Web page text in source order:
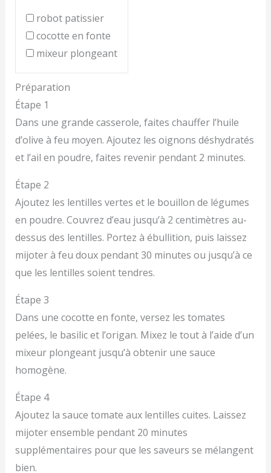
robot patissier
cocotte en fonte
mixeur plongeant
Préparation
Étape 1
Dans une grande casserole, faites chauffer l’huile
d’olive à feu moyen. Ajoutez les oignons déshydratés
et l’ail en poudre, faites revenir pendant 2 minutes.
Étape 2
Ajoutez les lentilles vertes et le bouillon de légumes
en poudre. Couvrez d’eau jusqu’à 2 centimètres au-
dessus des lentilles. Portez à ébullition, puis laissez
mijoter à feu doux pendant 30 minutes ou jusqu’à ce
que les lentilles soient tendres.
Étape 3
Dans une cocotte en fonte, versez les tomates
pelées, le basilic et l’origan. Mixez le tout à l’aide d’un
mixeur plongeant jusqu’à obtenir une sauce
homogène.
Étape 4
Ajoutez la sauce tomate aux lentilles cuites. Laissez
mijoter ensemble pendant 20 minutes
supplémentaires pour que les saveurs se mélangent
bien.